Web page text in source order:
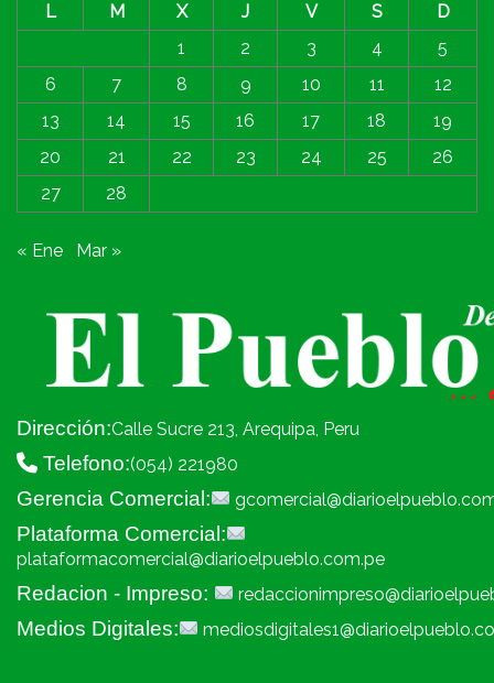
L M X J V S
D
1
2 3 4
5
6
7 8 9 10 11
12
13
14 15 16 17 18
19
20
21 22 23 24 25
26
27
28
« Ene Mar »
Dirección:Calle Sucre 213, Arequipa, Peru
Telefono:(054) 221980
Gerencia Comercial:
Plataforma Comercial:
plataformacomercial@diarioelpueblo.com.pe
Redacion - Impreso:
Medios Digitales: